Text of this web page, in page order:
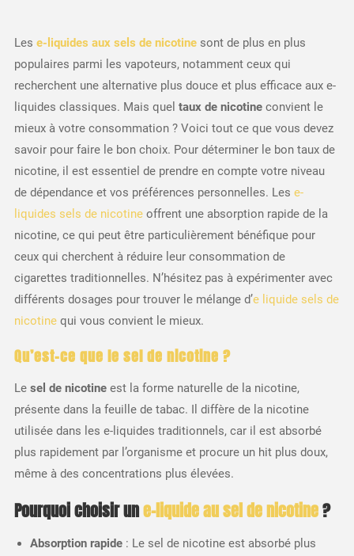
Les e-liquides aux sels de nicotinesont de plus en plus
populaires parmi les vapoteurs, notamment ceux qui
recherchent une alternative plus douce et plus efficace aux e-
liquides classiques. Mais quel taux de nicotineconvient le
mieux à votre consommation ? Voici tout ce que vous devez
savoir pour faire le bon choix. Pour déterminer le bon taux de
nicotine, il est essentiel de prendre en compte votre niveau
de dépendance et vos préférences personnelles. Les e-
liquides sels de nicotineoffrent une absorption rapide de la
nicotine, ce qui peut être particulièrement bénéfique pour
ceux qui cherchent à réduire leur consommation de
cigarettes traditionnelles. N’hésitez pas à expérimenter avec
différents dosages pour trouver le mélange d’e liquide sels de
nicotinequi vous convient le mieux.
Qu’est-ce que le sel de nicotine ?
Le sel de nicotineest la forme naturelle de la nicotine,
présente dans la feuille de tabac. Il diffère de la nicotine
utilisée dans les e-liquides traditionnels, car il est absorbé
plus rapidement par l’organisme et procure un hit plus doux,
même à des concentrations plus élevées.
Pourquoi choisir une-liquide au sel de nicotine?
Absorption rapide: Le sel de nicotine est absorbé plus